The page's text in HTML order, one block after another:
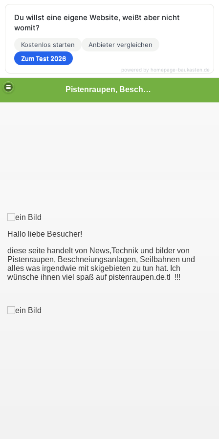
Pistenraupen, Beschneiung, Seilbahnen und mehr!
Hallo liebe Besucher!
diese seite handelt von News,Technik und bilder von
Pistenraupen, Beschneiungsanlagen, Seilbahnen und
alles was irgendwie mit skigebieten zu tun hat. Ich
wünsche ihnen viel spaß auf pistenraupen.de.tl !!!
(CH)
Du willst eine eigene Website, weißt aber nicht
womit?
Kostenlos starten
Anbieter vergleichen
Zum Test 2026
powered by homepage-baukasten.de